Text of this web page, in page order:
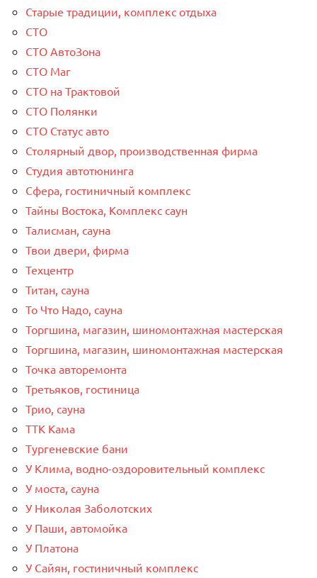
Старые традиции, комплекс отдыха
СТО
СТО АвтоЗона
СТО Маг
СТО на Трактовой
СТО Полянки
СТО Статус авто
Столярный двор, производственная фирма
Студия автотюнинга
Сфера, гостиничный комплекс
Тайны Востока, Комплекс саун
Талисман, сауна
Твои двери, фирма
Техцентр
Титан, сауна
То Что Надо, сауна
Торгшина, магазин, шиномонтажная мастерская
Торгшина, магазин, шиномонтажная мастерская
Точка авторемонта
Третьяков, гостиница
Трио, сауна
ТТК Кама
Тургеневские бани
У Клима, водно-оздоровительный комплекс
У моста, сауна
У Николая Заболотских
У Паши, автомойка
У Платона
У Сайян, гостиничный комплекс